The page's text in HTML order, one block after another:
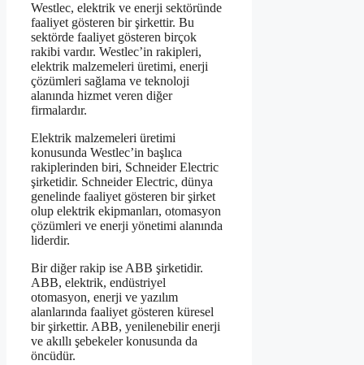
Westlec, elektrik ve enerji sektöründe
faaliyet gösteren bir şirkettir. Bu
sektörde faaliyet gösteren birçok
rakibi vardır. Westlec’in rakipleri,
elektrik malzemeleri üretimi, enerji
çözümleri sağlama ve teknoloji
alanında hizmet veren diğer
firmalardır.
Elektrik malzemeleri üretimi
konusunda Westlec’in başlıca
rakiplerinden biri, Schneider Electric
şirketidir. Schneider Electric, dünya
genelinde faaliyet gösteren bir şirket
olup elektrik ekipmanları, otomasyon
çözümleri ve enerji yönetimi alanında
liderdir.
Bir diğer rakip ise ABB şirketidir.
ABB, elektrik, endüstriyel
otomasyon, enerji ve yazılım
alanlarında faaliyet gösteren küresel
bir şirkettir. ABB, yenilenebilir enerji
ve akıllı şebekeler konusunda da
öncüdür.